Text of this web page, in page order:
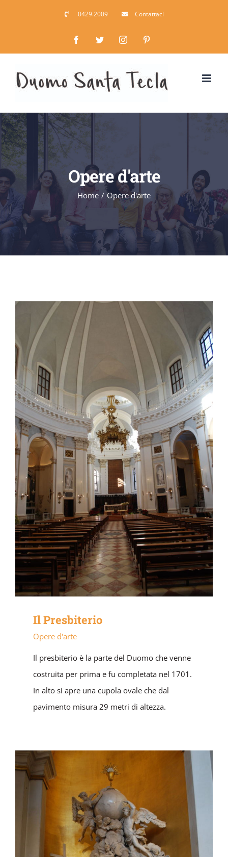
0429.2009 Contattaci
FacebookTwitterInstagram
Opere d'arte
Home / Opere d'arte
Il Presbiterio
Opere d'arte
Il presbiterio è la parte del Duomo che venne
costruita per prima e fu completata nel 1701.
In alto si apre una cupola ovale che dal
pavimento misura 29 metri di altezza.